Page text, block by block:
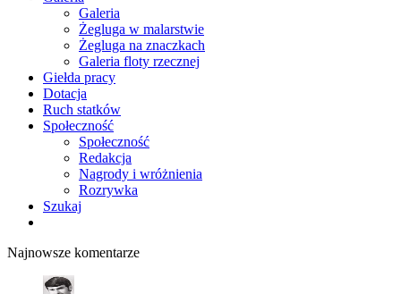
Galeria
Żegluga w malarstwie
Żegluga na znaczkach
Galeria floty rzecznej
Giełda pracy
Dotacja
Ruch statków
Społeczność
Społeczność
Redakcja
Nagrody i wróżnienia
Rozrywka
Szukaj
Najnowsze komentarze